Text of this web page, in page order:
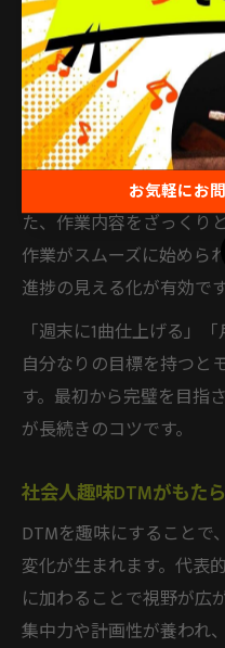
化が重要です。まずは「
など、ハードルの低い目
ぐポイントです。小さな
で、自然とDTMが日常の
例えば、通勤前や就寝
時間を設ければ、忙しい
た、作業内容をざっくり
作業がスムーズに始めら
進捗の見える化が有効です
「週末に1曲仕上げる」
自分なりの目標を持つと
す。最初から完璧を目指
が長続きのコツです。
社会人趣味DTMがもた
DTMを趣味にすることで
変化が生まれます。代表
に加わることで視野が広
集中力や計画性が養われ
お気軽にお
お気軽にお